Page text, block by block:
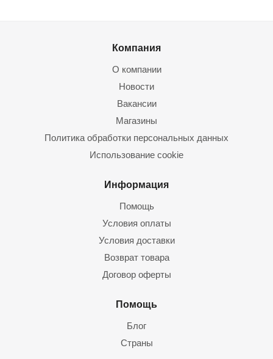
Компания
О компании
Новости
Вакансии
Магазины
Политика обработки персональных данных
Использование cookie
Информация
Помощь
Условия оплаты
Условия доставки
Возврат товара
Договор оферты
Помощь
Блог
Страны